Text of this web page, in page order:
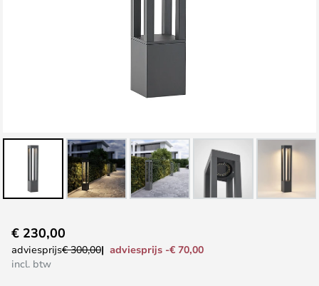
naar
het
€ 230,00
adviesprijs€ 300,00
adviesprijs -€ 70,00
incl. btw